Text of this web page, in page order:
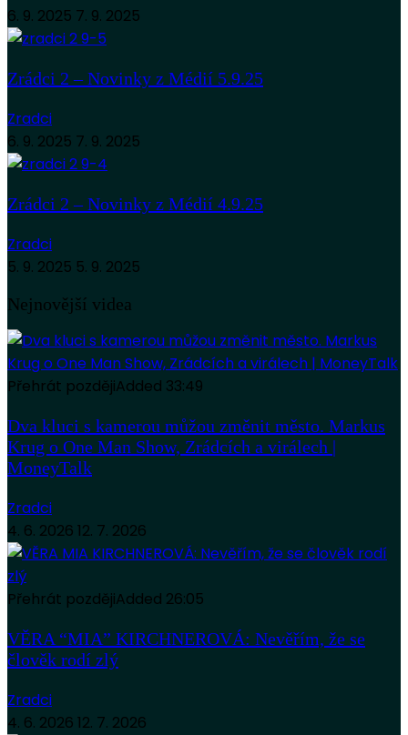
6. 9. 2025 7. 9. 2025
Zrádci 2 – Novinky z Médií 5.9.25
Zradci
6. 9. 2025 7. 9. 2025
Zrádci 2 – Novinky z Médií 4.9.25
Zradci
5. 9. 2025 5. 9. 2025
Nejnovější videa
Přehrát pozdějiAdded 33:49
Dva kluci s kamerou můžou změnit město. Markus
Krug o One Man Show, Zrádcích a virálech |
MoneyTalk
Zradci
4. 6. 2026 12. 7. 2026
Přehrát pozdějiAdded 26:05
VĚRA “MIA” KIRCHNEROVÁ: Nevěřím, že se
člověk rodí zlý
Zradci
4. 6. 2026 12. 7. 2026